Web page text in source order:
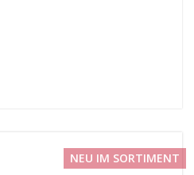
NEU IM SORTIMENT